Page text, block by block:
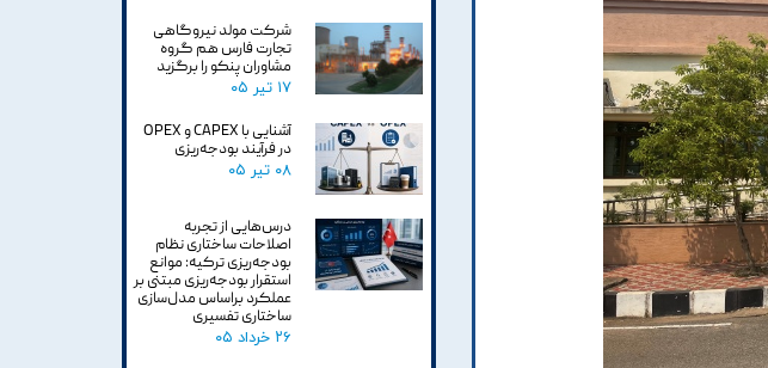
شرکت مولد نیروگاهی
تجارت فارس هم گروه
مشاوران پنکو را برگزید
۱۷ تیر ۰۵
آشنایی با CAPEX و OPEX
در فرآیند بودجه‌ریزی
۰۸ تیر ۰۵
درس‌هایی از تجربه
اصلاحات ساختاری نظام
بودجه‌ریزی ترکیه: موانع
استقرار بودجه‌ریزی مبتنی بر
عملکرد براساس مدل‌سازی
ساختاری تفسیری
۲۶ خرداد ۰۵